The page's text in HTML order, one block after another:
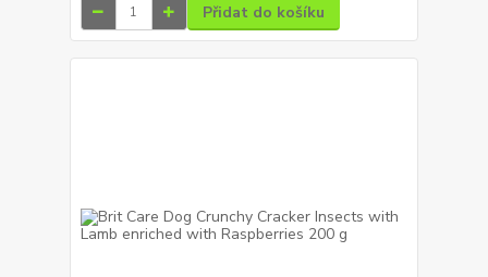
Přidat do košíku